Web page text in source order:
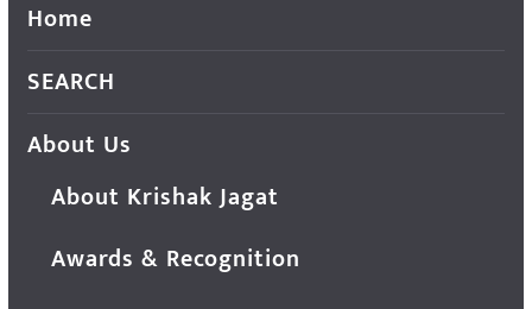
Home
SEARCH
About Us
About Krishak Jagat
Awards & Recognition